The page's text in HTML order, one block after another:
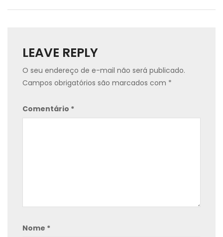
LEAVE REPLY
O seu endereço de e-mail não será publicado.
Campos obrigatórios são marcados com *
Comentário *
Nome *